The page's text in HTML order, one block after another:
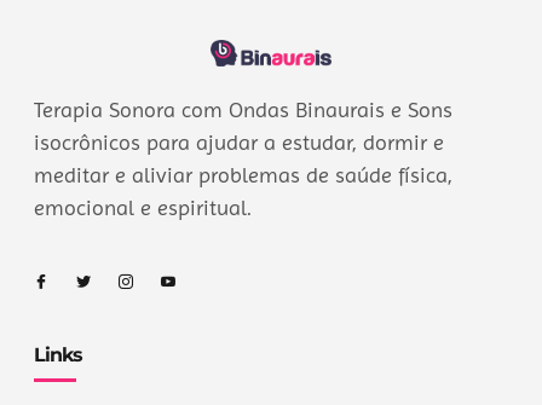
Terapia Sonora com Ondas Binaurais e Sons
isocrônicos para ajudar a estudar, dormir e
meditar e aliviar problemas de saúde física,
emocional e espiritual.
Links